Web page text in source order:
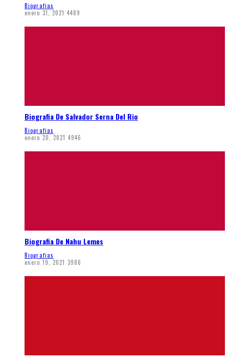
Biografias
enero 31, 2021 4489
Biografia De Salvador Serna Del Rio
Biografias
enero 20, 2021 4946
Biografia De Nahu Lemes
Biografias
enero 19, 2021 3986